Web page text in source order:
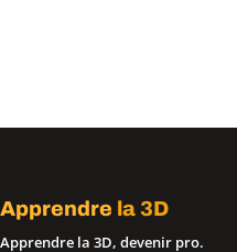
Apprendre la 3D
Apprendre la 3D, devenir pro.